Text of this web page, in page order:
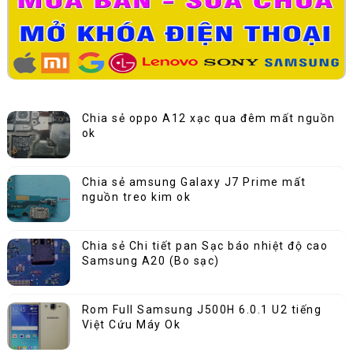
Chia sẻ oppo A12 xạc qua đêm mất nguồn
ok
Chia sẻ amsung Galaxy J7 Prime mất
nguồn treo kim ok
Chia sẻ Chi tiết pan Sạc báo nhiệt độ cao
Samsung A20 (Bo sạc)
Rom Full Samsung J500H 6.0.1 U2 tiếng
Việt Cứu Máy Ok